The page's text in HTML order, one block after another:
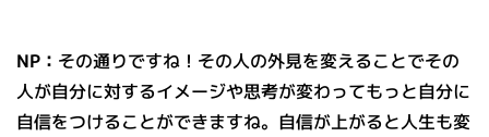
NP： その通りですね！その人の外見を変えることでその
人が自分に対するイメージや思考が変わってもっと自分に
自信をつけることができますね。自信が上がると人生も変